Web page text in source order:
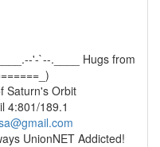
'-`--.____ Hugs from
Saturn's Orbit
4:801/189.1
UnionNET Addicted!